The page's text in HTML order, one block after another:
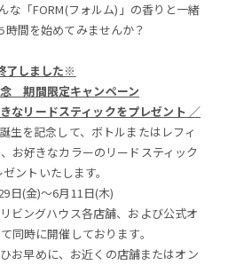
な「FORM(フォルム)」の香りと一緒
時間を始めてみませんか？
了しました※
期間限定キャンペーン
なリードスティックをプレゼント ／
生を記念して、ボトルまたはレフィ
お好きなカラーのリードスティック
ントいたします。
日(金)～6月11日(木)
ビングハウス各店舗、および公式オ
同時に開催しております。
お早めに、お近くの店舗またはオン